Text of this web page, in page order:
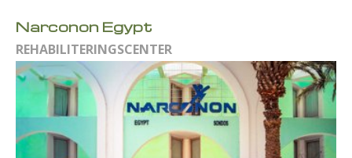
Narconon Egypt
REHABILITERINGSCENTER